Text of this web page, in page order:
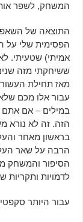
המשחק, לשפר
התוצאה של
הפסימית שלי על
אמיתי) שטעיתי.
ששיחקתי מזה
מאז תחילת
עבור אלו מכם שלא
במילים – אם אתם
בראשון מאחר
הרבה על שאר
הסיפור והמשחק
לדמויות ותקריות
עבור היותר